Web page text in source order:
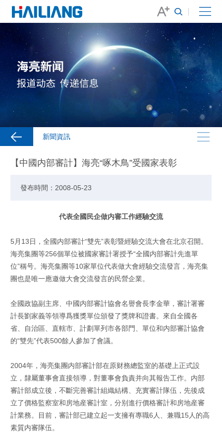
新聞資訊
【中國内部審計】海亮“啄木鳥”受國家表彰
發布時間：2008-05-23
代表全國民企做内審工作經驗交流
5月13日，全國内部審計“雙先”表彰暨經驗交流大會在北京召開。
海亮集團等256個單位被國家審計署授予“全國内部審計先進單
位”稱号。海亮集團等10家單位代表做大會經驗交流發言，海亮集
團也是唯一應邀做大會交流發言的民營企業。
全國政協副主席、中國内部審計協會名譽會長李金華，審計署審
計長劉家義等領導爲獲獎單位頒發了獎牌和證書。來自全國各
省、自治區、直轄市、計劃單列市各部門、單位和内部審計協會
的“雙先”代表500餘人參加了會議。
2004年，海亮集團内部審計部在原财務總監室的基礎上正式設
立，隸屬董事會直接領導，對董事會負責并向其報告工作。内部
審計部成立後，不斷完善審計組織結構、充實審計隊伍，先後成
立了價格監察室和房地産審計室，分别進行價格審計和房地産審
計業務。目前，審計部已建立起一支擁有專職6人、兼職15人的高
素質内審隊伍。